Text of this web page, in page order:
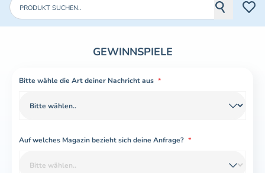
GEWINNSPIELE
Bitte wähle die Art deiner Nachricht aus *
Auf welches Magazin bezieht sich deine Anfrage? *